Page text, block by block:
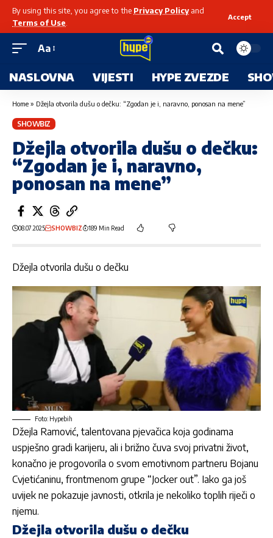
By using this site, you agree to the Privacy Policyand
Terms of Use
Accept
Aa
NASLOVNA VIJESTI HYPE ZVEZDE
Home » Džejla otvorila dušu o dečku: “Zgodan je i, naravno, ponosan na mene”
SHOWBIZ
Džejla otvorila dušu o dečku:
“Zgodan je i, naravno,
ponosan na mene”
08.07.2025 SHOWBIZ 189 Min Read
Džejla otvorila dušu o dečku
Foto: Hypebih
Džejla Ramović, talentovana pjevačica koja godinama
uspješno gradi karijeru, ali i brižno čuva svoj privatni život,
konačno je progovorila o svom emotivnom partneru Bojanu
Cvjetićaninu, frontmenom grupe “Jocker out”. Iako ga još
uvijek ne pokazuje javnosti, otkrila je nekoliko toplih riječi o
njemu.
Džejla otvorila dušu o dečku